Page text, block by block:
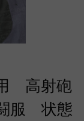
高射砲
服 状態